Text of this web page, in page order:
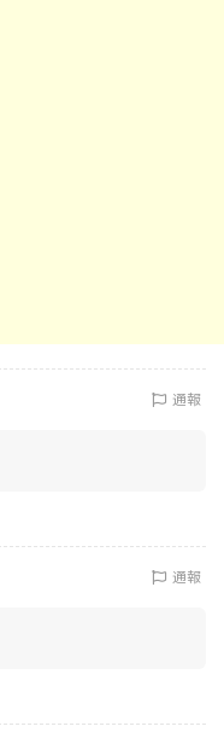
通報
通報